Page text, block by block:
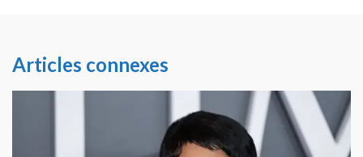
Articles connexes